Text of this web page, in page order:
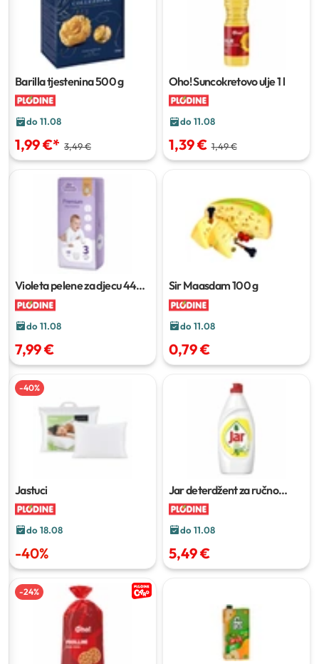
Barilla tjestenina500 g
do 11.08
1,99 €* 3,49 €
Oho! Suncokretovo ulje1 l
do 11.08
1,39 € 1,49 €
Violeta pelene za djecu44–
66 komada
do 11.08
7,99 €
Sir Maasdam100 g
do 11.08
0,79 €
-40%
Jastuci
do 18.08
-40%
Jar deterdžent za ručno
pranje posuđa
do 11.08
5,49 €
-24%